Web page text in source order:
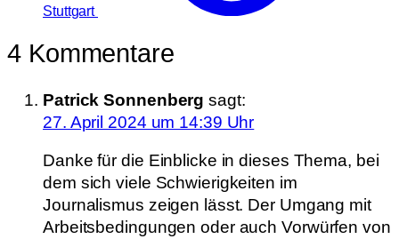
Stuttgart
4 Kommentare
Patrick Sonnenberg sagt:
27. April 2024 um 14:39 Uhr
Danke für die Einblicke in dieses Thema, bei
dem sich viele Schwierigkeiten im
Journalismus zeigen lässt. Der Umgang mit
Arbeitsbedingungen oder auch Vorwürfen von